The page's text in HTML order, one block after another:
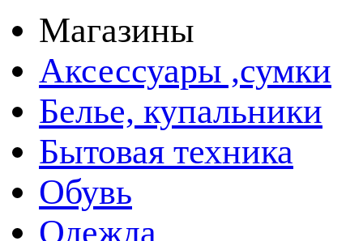
Магазины
Аксессуары ,сумки
Белье, купальники
Бытовая техника
Обувь
Одежда